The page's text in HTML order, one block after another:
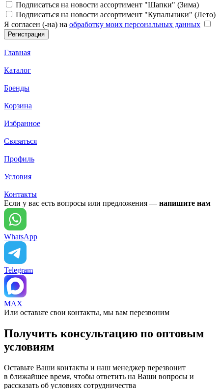
Подписаться на новости ассортимент "Шапки" (Зима)
Подписаться на новости ассортимент "Купальники" (Лето)
Я согласен (-на) на обработку моих персональных данных
Главная
Каталог
Бренды
Корзина
Избранное
Связаться
Профиль
Условия
Контакты
Если у вас есть вопросы или предложения — напишите нам
WhatsApp
Telegram
MAX
Или оставьте свои контакты, мы вам перезвоним
Получить консультацию по оптовым
условиям
Оставьте Ваши контакты и наш менеджер перезвонит
в ближайшее время, чтобы ответить на Ваши вопросы и
рассказать об условиях сотрудничества